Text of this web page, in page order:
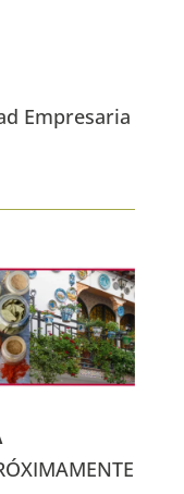
Empresaria